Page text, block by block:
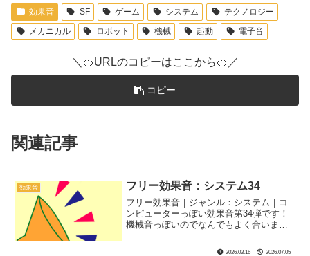
効果音 SF ゲーム システム
テクノロジー
メカニカル
ロボット 機械 起動 電子音
＼🍊URLのコピーはここから🍊／
コピー
関連記事
効果音 フリー効果音：システム34
フリー効果音｜ジャンル：システム｜コ
ンピューターっぽい効果音第34弾です！
機械音っぽいのでなんでもよく合いま
2026.03.16 2026.07.05